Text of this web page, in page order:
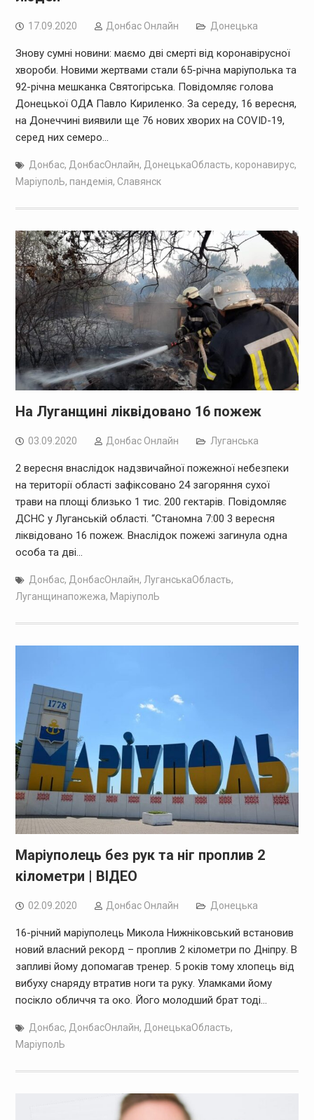
17.09.2020 Дoнбас Онлайн Донецька
Знову сумні новини: маємо дві смерті від коронавірусної
хвороби. Новими жертвами стали 65-річна маріуполька та
92-річна мешканка Святогірська. Повідомляє голова
Донецької ОДА Павло Кириленко. За середу, 16 вересня,
на Донеччині виявили ще 76 нових хворих на COVID-19,
серед них семеро…
Донбас, ДонбасОнлайн, ДонецькаОбласть, коронавирус,
МаріуполЬ, пандемія, Славянск
На Луганщині ліквідовано 16 пожеж
03.09.2020 Дoнбас Онлайн Луганська
2 вересня внаслідок надзвичайної пожежної небезпеки
на території області зафіксовано 24 загоряння сухої
трави на площі близько 1 тис. 200 гектарів. Повідомляє
ДСНС у Луганській області. “Станомна 7:00 3 вересня
ліквідовано 16 пожеж. Внаслідок пожежі загинула одна
особа та дві…
Донбас, ДонбасОнлайн, ЛуганськаОбласть,
Луганщинапожежа, МаріуполЬ
Маріуполець без рук та ніг проплив 2
кілометри | ВІДЕО
02.09.2020 Дoнбас Онлайн Донецька
16-річний маріуполець Микола Нижніковський встановив
новий власний рекорд – проплив 2 кілометри по Дніпру. В
запливі йому допомагав тренер. 5 років тому хлопець від
вибуху снаряду втратив ноги та руку. Уламками йому
посікло обличчя та око. Його молодший брат тоді…
Донбас, ДонбасОнлайн, ДонецькаОбласть,
МаріуполЬ